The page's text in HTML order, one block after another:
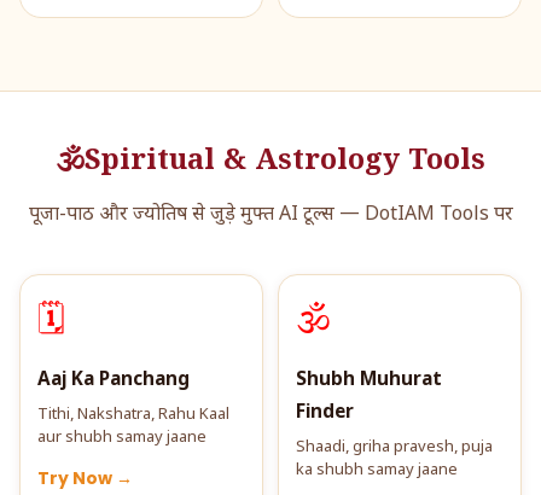
🕉️Spiritual & Astrology Tools
पूजा-पाठ और ज्योतिष से जुड़े मुफ्त AI टूल्स — DotIAM Tools पर
🗓️
Aaj Ka Panchang
Tithi, Nakshatra, Rahu Kaal
aur shubh samay jaane
Try Now →
🕉️
Shubh Muhurat
Finder
Shaadi, griha pravesh, puja
ka shubh samay jaane